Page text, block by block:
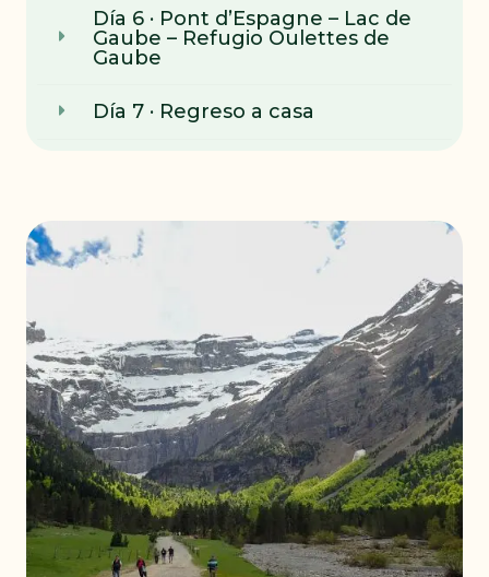
Día 6 · Pont d’Espagne – Lac de
Gaube – Refugio Oulettes de
Gaube
Día 7 · Regreso a casa